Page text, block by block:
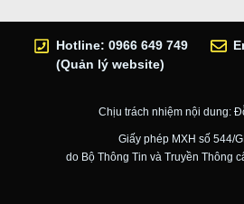
Hotline: 0966 649 749
(Quản lý website)
Chịu trách nhiệm nội dung:
Giấy phép MXH số 544/
do Bộ Thông Tin và Truyền Thông